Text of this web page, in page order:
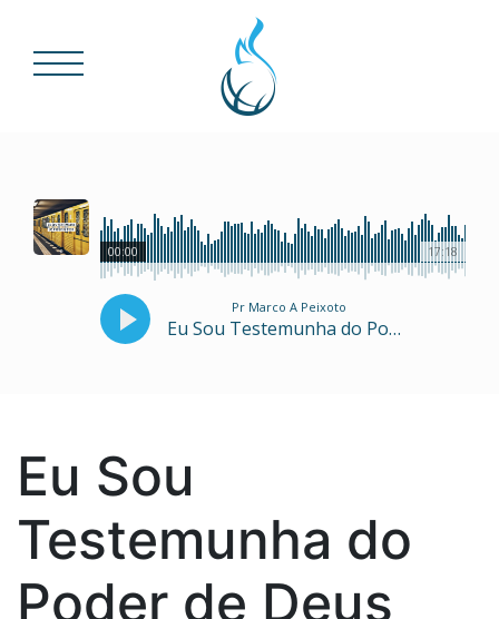
17:18
00:00
Pr Marco A Peixoto
Eu Sou Testemunha do Poder de Deus
Eu Sou
Testemunha do
Poder de Deus